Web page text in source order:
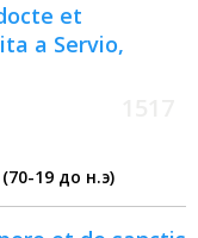
et
a Servio,
19 до н.э)